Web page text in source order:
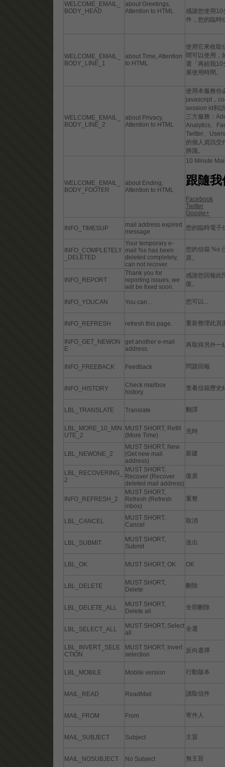
WELCOME_EMAIL_
BODY_HEAD
about Greetings,
Attention to HTML
感謝您使用10
件，您的臨時
WELCOME_EMAIL_
BODY_LINE_1
about Time, Attention
to HTML
使用它來收取
間可以使用，
選「再給我10
展使用時間。
WELCOME_EMAIL_
BODY_LINE_2
about Privacy,
Attention to HTML
使用本服務你
javascript，
session id和
三方服務：
Analytics、
Twitter、
的個人資訊交
辨識。
WELCOME_EMAIL_
BODY_FOOTER
about Ending,
Attention to HTML
10 Minute
跟隨我
Facebook
Twitter
Google+
INFO_TIMESUP
mail address expired
message
您的臨時電子
INFO_COMPLETELY
_DELETED
Your temporary e-
mail %s has been
deleted completely,
can not recover.
您的信箱 %s
原。
INFO_REPORT
Thank you for
reporting issues, we
will be fixed soon.
感謝您回報此
復。
INFO_YOUCAN You can... 您可以...
INFO_REFRESH refresh this page. 重新整理此頁
INFO_GET_NEWON
E
get another e-mail
address.
再取得另外一
INFO_FREEBACK Feedback 問題回報
INFO_HISTORY
Check mailbox
history.
查看信箱歷史
LBL_TRANSLATE Translate 翻譯
LBL_MORE_10_MIN
UTE_2
MUST SHORT, Refill
(More Time)
充時
LBL_NEWONE_2
MUST SHORT, New
(Get new mail
address)
新建
LBL_RECOVERING_
2
MUST SHORT,
Recover (Recover
deleted mail address)
復原
INFO_REFRESH_2
MUST SHORT,
Refresh (Refresh
inbox)
重整
LBL_CANCEL
MUST SHORT,
Cancel
取消
LBL_SUBMIT
MUST SHORT,
Submit
送出
LBL_OK MUST SHORT, OK OK
LBL_DELETE
MUST SHORT,
Delete
刪除
LBL_DELETE_ALL
MUST SHORT,
Delete all
全部刪除
LBL_SELECT_ALL
MUST SHORT, Select
all
全選
LBL_INVERT_SELE
CTION
MUST SHORT, Invert
selection
反向選擇
LBL_MOBILE Mobile version 行動版本
MAIL_READ ReadMail 讀取信件
MAIL_FROM From 寄件人
MAIL_SUBJECT Subject 主旨
MAIL_NOSUBJECT No Subject 無主旨